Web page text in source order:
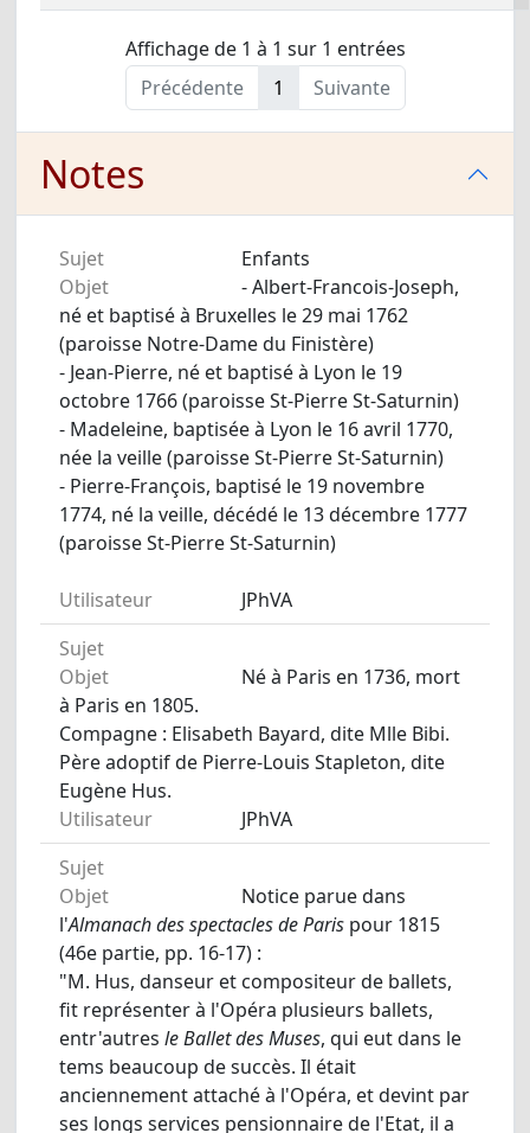
Affichage de 1 à 1 sur 1 entrées
Précédente
1 Suivante
Notes
Sujet
Enfants
Objet
- Albert-Francois-Joseph,
né et baptisé à Bruxelles le 29 mai 1762
(paroisse Notre-Dame du Finistère)
- Jean-Pierre, né et baptisé à Lyon le 19
octobre 1766 (paroisse St-Pierre St-Saturnin)
- Madeleine, baptisée à Lyon le 16 avril 1770,
née la veille (paroisse St-Pierre St-Saturnin)
- Pierre-François, baptisé le 19 novembre
1774, né la veille, décédé le 13 décembre 1777
(paroisse St-Pierre St-Saturnin)
Utilisateur
JPhVA
Sujet
Objet
Né à Paris en 1736, mort
à Paris en 1805.
Compagne : Elisabeth Bayard, dite Mlle Bibi.
Père adoptif de Pierre-Louis Stapleton, dite
Eugène Hus.
Utilisateur
JPhVA
Sujet
Objet
Notice parue dans
l'Almanach des spectacles de Paris pour 1815
(46e partie, pp. 16-17) :
"M. Hus, danseur et compositeur de ballets,
fit représenter à l'Opéra plusieurs ballets,
entr'autres le Ballet des Muses, qui eut dans le
tems beaucoup de succès. Il était
anciennement attaché à l'Opéra, et devint par
ses longs services pensionnaire de l'Etat, il a